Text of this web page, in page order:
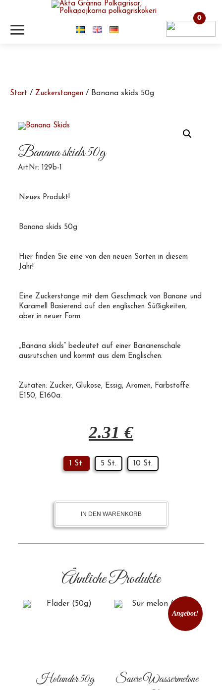
m
0
Start / Zuckerstangen / Banana skids 50g
Banana skids 50g
ArtNr: 129b-1
Neues Produkt!
Banana skids 50g
Hier finden Sie eine von den neuen Sorten in diesem
Jahr!
Eine Zuckerstange mit dem Geschmack von Banane und
Karamell Basierend auf den englischen Süßigkeiten,
aber in neuer Form.
„Banana skids“ bedeutet auf einer Bananenschale
ausrutschen und kommt aus dem Englischen.
Zutaten: Zucker, Glukose, Essig, Aromen, Farbstoffe:
E150, E160a.
2.31 €
1 St. 5 St. 10 St.
IN DEN WARENKORB
Ähnliche Produkte
Holunder 50g
Angebot!
Saure Wassermelone